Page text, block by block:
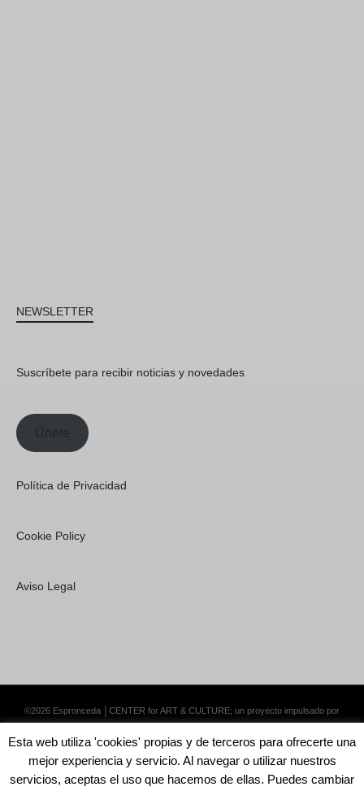
NEWSLETTER
Suscríbete para recibir noticias y novedades
Únete
Política de Privacidad
Cookie Policy
Aviso Legal
©2026 Espronceda │CENTER for ART & CULTURE; un proyecto impulsado por
Esta web utiliza 'cookies' propias y de terceros para ofrecerte una
mejor experiencia y servicio. Al navegar o utilizar nuestros
servicios, aceptas el uso que hacemos de ellas. Puedes cambiar